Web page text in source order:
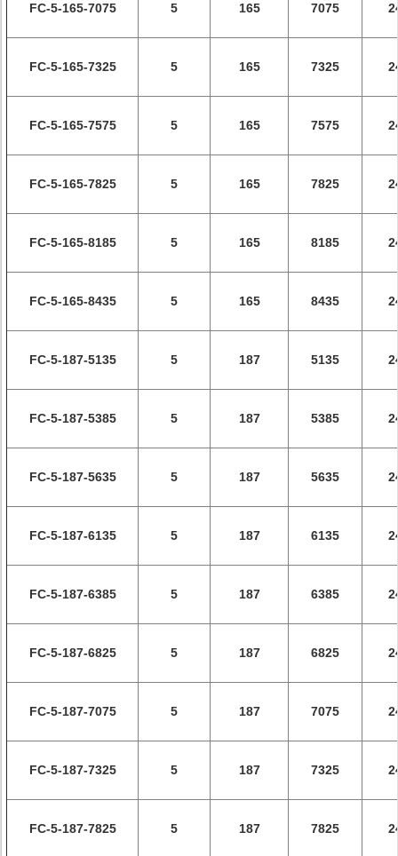
FC-5-165-7075 5 165 7075
FC-5-165-7325 5 165 7325
FC-5-165-7575 5 165 7575
FC-5-165-7825 5 165 7825
FC-5-165-8185 5 165 8185
FC-5-165-8435 5 165 8435
FC-5-187-5135 5 187 5135
FC-5-187-5385 5 187 5385
FC-5-187-5635 5 187 5635
FC-5-187-6135 5 187 6135
FC-5-187-6385 5 187 6385
FC-5-187-6825 5 187 6825
FC-5-187-7075 5 187 7075
FC-5-187-7325 5 187 7325
FC-5-187-7825 5 187 7825